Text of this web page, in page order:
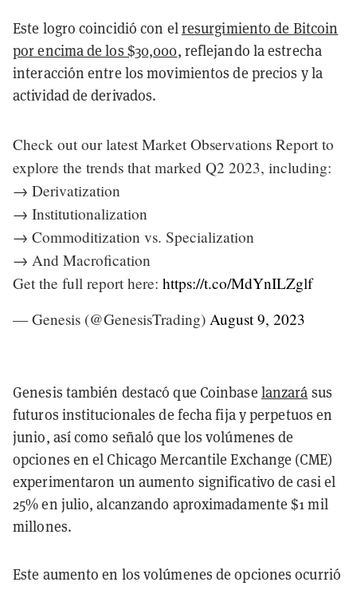
Este logro coincidió con elresurgimiento de Bitcoin
por encima de los $30,000, reflejando la estrecha
interacción entre los movimientos de precios y la
actividad de derivados.
Check out our latest Market Observations Report to
explore the trends that marked Q2 2023, including:
→ Derivatization
→ Institutionalization
→ Commoditization vs. Specialization
→ And Macrofication
Get the full report here: https://t.co/MdYnILZglf
— Genesis (@GenesisTrading) August 9, 2023
Genesis también destacó que Coinbase lanzará sus
futuros institucionales de fecha fija y perpetuos en
junio, así como señaló que los volúmenes de
opciones en el Chicago Mercantile Exchange (CME)
experimentaron un aumento significativo de casi el
25% en julio, alcanzando aproximadamente $1 mil
millones.
Este aumento en los volúmenes de opciones ocurrió